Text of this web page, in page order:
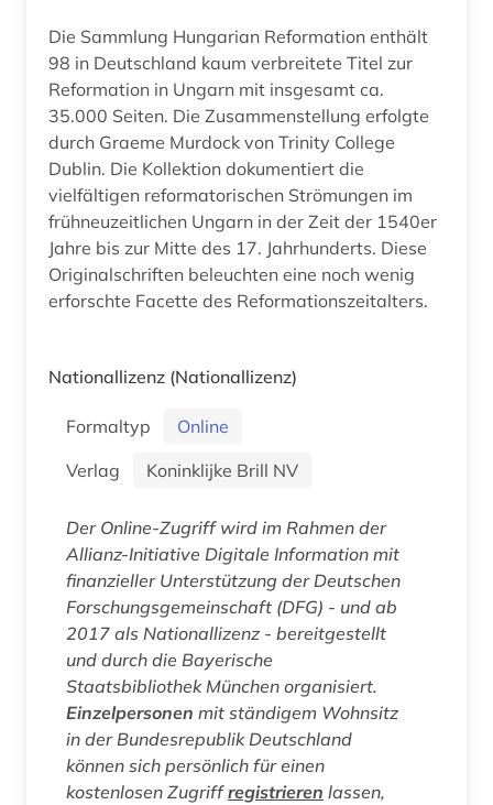
Die Sammlung Hungarian Reformation enthält
98 in Deutschland kaum verbreitete Titel zur
Reformation in Ungarn mit insgesamt ca.
35.000 Seiten. Die Zusammenstellung erfolgte
durch Graeme Murdock von Trinity College
Dublin. Die Kollektion dokumentiert die
vielfältigen reformatorischen Strömungen im
frühneuzeitlichen Ungarn in der Zeit der 1540er
Jahre bis zur Mitte des 17. Jahrhunderts. Diese
Originalschriften beleuchten eine noch wenig
erforschte Facette des Reformationszeitalters.
Nationallizenz (Nationallizenz)
Formaltyp
Online
Verlag
Koninklijke Brill NV
Der Online-Zugriff wird im Rahmen der
Allianz-Initiative Digitale Information mit
finanzieller Unterstützung der Deutschen
Forschungsgemeinschaft (DFG) - und ab
2017 als Nationallizenz - bereitgestellt
und durch die Bayerische
Staatsbibliothek München organisiert.
Einzelpersonen mit ständigem Wohnsitz
in der Bundesrepublik Deutschland
können sich persönlich für einen
kostenlosen Zugriffregistrieren lassen,